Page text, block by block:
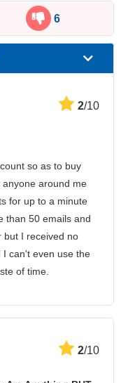
6
2/10
so as to buy
around me
for up to a minute
than 50 emails and
but I received no
I can't even use the
of time.
2/10